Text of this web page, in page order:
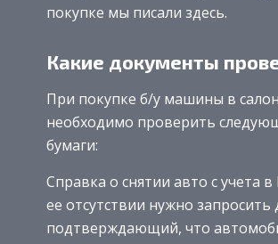
покупке мы писали здесь.
Какие документы
При покупке б/у машины в
необходимо проверить
бумаги:
Справка о снятии авто с учета
ее отсутствии нужно запросить
подтверждающий, что